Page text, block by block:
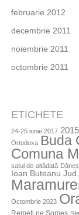
februarie 2012
decembrie 2011
noiembrie 2011
octombrie 2011
ETICHETE
24-25 iunie 2017 2015
Ortodoxa
Buda
Comuna
satul de-altădată
Ioan Buteanu
Octombrie 2023